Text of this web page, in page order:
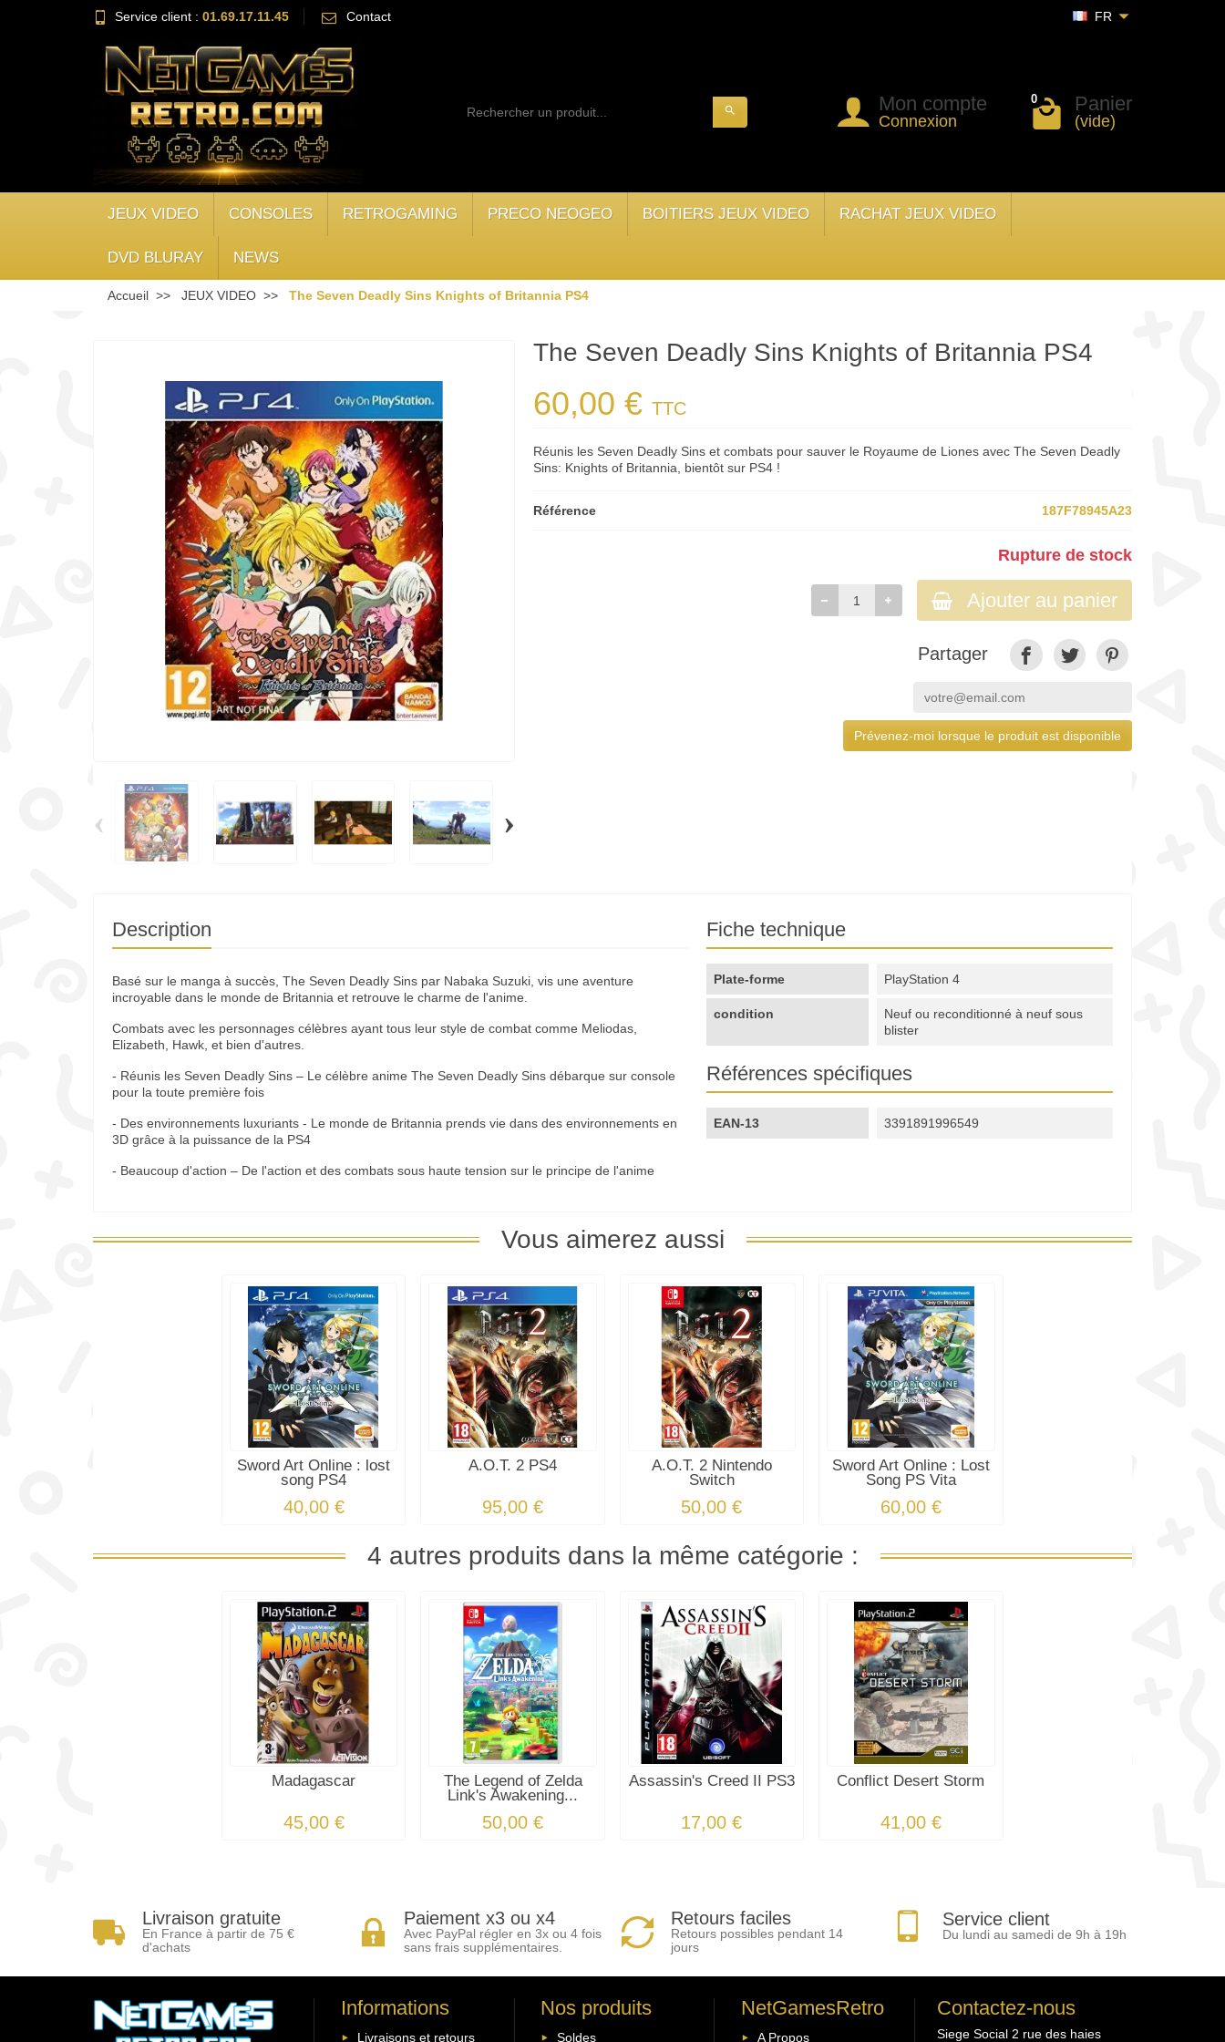
Service client : 01.69.17.11.45 Contact FR
search Mon compte
Connexion
0 Panier
(vide)
JEUX VIDEO CONSOLES RETROGAMING PRECO NEOGEO BOITIERS JEUX VIDEO RACHAT JEUX VIDEO
DVD BLURAY NEWS
Accueil JEUX VIDEO The Seven Deadly Sins Knights of Britannia PS4
‹ ›
The Seven Deadly Sins Knights of Britannia PS4
60,00 €TTC
Réunis les Seven Deadly Sins et combats pour sauver le Royaume de Liones avec The Seven Deadly
Sins: Knights of Britannia, bientôt sur PS4 !
Référence 187F78945A23
Rupture de stock
Ajouter au panier
Partager
Prévenez-moi lorsque le produit est disponible
Description
Basé sur le manga à succès, The Seven Deadly Sins par Nabaka Suzuki, vis une aventure
incroyable dans le monde de Britannia et retrouve le charme de l'anime.
Combats avec les personnages célèbres ayant tous leur style de combat comme Meliodas,
Elizabeth, Hawk, et bien d'autres.
- Réunis les Seven Deadly Sins – Le célèbre anime The Seven Deadly Sins débarque sur console
pour la toute première fois
- Des environnements luxuriants - Le monde de Britannia prends vie dans des environnements en
3D grâce à la puissance de la PS4
- Beaucoup d'action – De l'action et des combats sous haute tension sur le principe de l'anime
Fiche technique
Plate-forme PlayStation 4
condition
Neuf ou reconditionné à neuf sous
blister
Références spécifiques
EAN-13 3391891996549
Vous aimerez aussi
Sword Art Online : lost
song PS4
40,00 €
A.O.T. 2 PS4
95,00 €
A.O.T. 2 Nintendo
Switch
50,00 €
Sword Art Online : Lost
Song PS Vita
60,00 €
4 autres produits dans la même catégorie :
Madagascar
45,00 €
The Legend of Zelda
Link's Awakening...
50,00 €
Assassin's Creed II PS3
17,00 €
Conflict Desert Storm
41,00 €
Livraison gratuite
En France à partir de 75 €
d'achats
Paiement x3 ou x4
Avec PayPal régler en 3x ou 4 fois
sans frais supplémentaires.
Retours faciles
Retours possibles pendant 14
jours
Service client
Du lundi au samedi de 9h à 19h
Informations
Livraisons et retours
Nos produits
Soldes
NetGamesRetro
A Propos
Contactez-nous
Siege Social 2 rue des haies